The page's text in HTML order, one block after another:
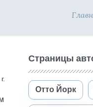
Страницы
Отто Йорк